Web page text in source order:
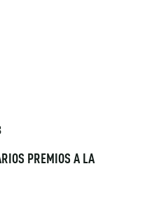
PREMIOS A LA